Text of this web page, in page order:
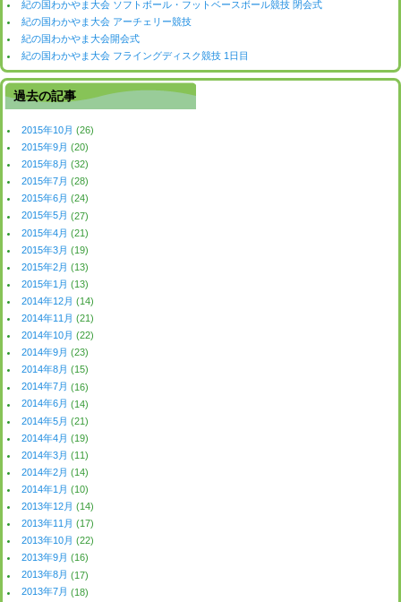
紀の国わかやま大会 ソフトボール・フットベースボール競技 閉会式
紀の国わかやま大会 アーチェリー競技
紀の国わかやま大会開会式
紀の国わかやま大会 フライングディスク競技 1日目
過去の記事
2015年10月 (26)
2015年9月 (20)
2015年8月 (32)
2015年7月 (28)
2015年6月 (24)
2015年5月 (27)
2015年4月 (21)
2015年3月 (19)
2015年2月 (13)
2015年1月 (13)
2014年12月 (14)
2014年11月 (21)
2014年10月 (22)
2014年9月 (23)
2014年8月 (15)
2014年7月 (16)
2014年6月 (14)
2014年5月 (21)
2014年4月 (19)
2014年3月 (11)
2014年2月 (14)
2014年1月 (10)
2013年12月 (14)
2013年11月 (17)
2013年10月 (22)
2013年9月 (16)
2013年8月 (17)
2013年7月 (18)